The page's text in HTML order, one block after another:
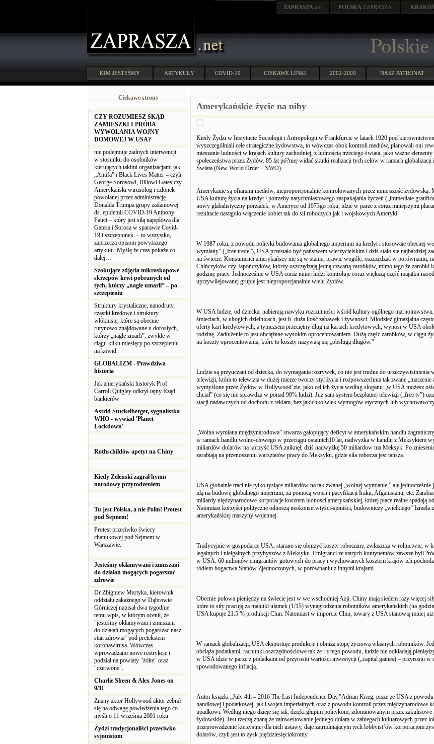
ZAPRASZA .net POLSKA ZAPRASZA
KIM JESTEŚMY ARTYKUŁY COVID-19 CIEKAWE LINKI 2002-2009 NASZ PATRONAT
Ciekawe strony
CZY ROZUMIESZ SKĄD
ZAMIESZKI I PRÓBA
WYWOŁANIA WOJNY
DOMOWEJ W USA?
nie podejmuje żadnych interwencji
w stosunku do osobników
kierujących takimi organizacjami jak
„Antifa” i Black Lives Matter – czyli
George Sorosowi, Billowi Gates czy
Amerykański wirusolog i członek
powołanej przez administrację
Donalda Trumpa grupy zadaniowej
ds. epidemii COVID-19 Anthony
Fauci – który jest siłą napędową dla
Gatesa i Sorosa w sparawie Covid-
19 i szczepionek. – to wszystko,
zaprzecza opisom powyższego
artykułu. Myślę że czas pokaże co
dalej…
Szokujące zdjęcia mikroskopowe
skrzepów krwi pobranych od
tych, którzy „nagle umarli” – po
szczepieniu
Struktury krystaliczne, nanodruty,
cząstki kredowe i struktury
włókniste, które są obecnie
rutynowo znajdowane u dorosłych,
którzy „nagle zmarli”, zwykle w
ciągu kilku miesięcy po szczepieniu
na kowid.
GLOBALIZM - Prawdziwa
historia
Jak amerykański historyk Prof.
Carroll Quigley odkrył tajny Rząd
bankierów
Astrid Stuckelberger, sygnalistka
WHO - wywiad 'Planet
Lockdown'
Rothschildów apetyt na Chiny
Kiedy Zełenski zagrał hymn
narodowy przyrodzeniem
Tu jest Polska, a nie Polin! Protest
pod Sejmem!
Protest przeciwko świecy
chanukowej pod Sejmem w
Warszawie.
Jesteśmy okłamywani i zmuszani
do działań mogących pogarszać
zdrowie
Dr Zbigniew Martyka, kierownik
oddziału zakaźnego w Dąbrowie
Górniczej napisał dwa tygodnie
temu wpis, w którym ocenił, że
"jesteśmy okłamywani i zmuszani
do działań mogących pogarszać nasz
stan zdrowia" pod pretekstem
koronawirusa. Wówczas
wprowadzano nowe restrykcje i
podział na powiaty "żółte" oraz
"czerwone".
Charlie Sheen & Alex Jones on
9/11
Znany aktor Hollywood aktor zebrał
się na odwagę powiedzenia tego co
myśli o 11 września 2001 roku
Żydzi tradycjonaliści przeciwko
syjonistom
Amerykańskie życie na niby
Kiedy Żydzi w Instytucie Sociologii i Antropologii w Frankfurcie w latach 1920 pod
wyszczególniali cele strategiczne żydowstwa, to wówczas obok kontroli mediów, planowali oni
mieszanie ludności w krajach kultury zachodniej, z ludnością trzeciego świata, jako ważne
społeczeństwa przez Żydów. 85 lat pó?niej widać skutki realizacji tych celów w ramach
Świata (New World Order - NWO).
Amerykanie są ofiarami mediów, nieproporcjonalnie kontrolowanych przez mniejszość żydowską.
USA kulturę życia na kredyt i potrzeby natychmiastowego zaspakajania życzeń („immediate
nowy glabalistyczny porządek, w Ameryce od 1973go roku, idzie w parze z coraz mniejszymi
rezultacie nastąpiło włączenie kobiet tak do sił roboczych jak i wojskowych Ameryki.
W 1987 roku, z powodu polityki budowania globalnego imperium na kredyt i stosowaie obecnej
wymiany” („free trede”), USA przestało być państwem wierzycielskim i dziś stało sie najbardziej
na świecie. Konsumenci amerykańscy nie są w stanie, prawie wogóle, oszczędzać w porównaniu,
Chińczyków czy Japończyków, którzy oszczędzają jedną czwartą zarobków, mimo tego że zarobki
godzinę pracy. Jednocześnie w USA coraz mniej ludzi kontroluje coraz większą część majątku
uprzywilejowanej grupie jest nieproporcjanalnie wielu Żydów.
W USA ludzie, od dziecka, nabierają nawyku rozrzutności wśród kultury ogólnego
śmieciach, w ubogich dzielnicach, jest b. duża ilość zabawek i żywności. Młodzież gimazjalna
oferty kart kredytowych, a tymczsem przeciętny dług na kartach kredytowych, wynosi w USA
rodzinę. Zadłużenie to jest obciążane wysokim oprocentowaniem. Dużą część zarobków, w ciągu
na koszty oprocentowania, które to koszty nazywają się „obsługą długów.”
Ludzie są przyuczani od dziecka, do wymagania rozrywek, co nie jest trudne do urzeczywistnienia
telewizji, która to telewizja w dużej mierze tworzy styl życia i rozpowszechnia tak zwane „marzenie
wymyślone przez Żydów w Hollywood’zie, jako cel ich życia według sloganu „w USA możesz
chciał” (co się nie sprawdza w ponad 90% ludzi). Już sam system bezpłatnej telewizji („free tv”)
stacji nadawczych od dochodu z reklam, bez jakichkolwiek wymogów etycznych lub
„Wolna wymiana międzynarodowa” stwarza galopujący deficyt w amerykańskim handlu
w ramach handlu wolno-cłowego w przeciągu ostatnich10 lat, nadwyżka w handlu z Meksykiem
miliardów dolarów na korzyść USA zniknęł, dziś nadwyżkę 50 miliardow ma Meksyk. Po
zarabiają na przenoszeniu warsztatów pracy do Meksyku, gdzie siła robocza jest tańsza.
USA globalnie traci nie tylko tysiące miliardów na tak zwanej „wolnej wymianie,” ale jednocześnie
idą na budowę globalnego imperium, za pomocą wojen i pacyfikacji Iraku, Afganistanu, etc.
miliardy niędzynarodowe korporacje kosztem ludności amerykańskiej, której płace realne spadają
Natomiast korzyści polityczne odnoszą neokonserwtyści-sjoniści, budowniczy „wielkiego” Izraela
amerykańskiej maszyny wojennej.
Tradycyjnie w gospodarce USA, starano się obniżyć koszty robocizny, zwłaszcza w rolnictwie, w
legalnych i nielgalnych przybyszów z Meksyku. Emigranci ze starych kontynentów zawsze byli
w USA. 60 milionów emigrantów gotowych do pracy i wychowanych kosztem krajów ich
ródłem bogactwa Stanów Zjednoczonych, w porównaniu z innymi krajami.
Obecnie połowa pieniędzy na świecie jest w we wschodniej Azji. Chiny mają siedem razy więcej
które to siły pracują za malutki ułamek (1/15) wynagrodzenia robotników amerykańskich (na
USA kupuje 21.5 % produkcji Chin. Natomiast w imporcie Chin, towary z USA stanowią mniej
W ramach globalizacji, USA eksportuje produkcje i obniża stopę życiową własnych robotników.
obciąża podatkami, rachunki oszczędnościowe tak że i z tego powodu, ludzie nie odkładają
w USA idzie w parze z podatkami od przyrostu wartości inwestycji („capital gaines) – przyrostu w
spowodowanego inflacją.
Autor książki „July 4th – 2016 The Last Independence Day,”Adrian Krieg, pisze że USA z
handlowej i podatkowej, jak i wojen imperialnych oraz z powodu kontroli przez międzynarodowe
upadkowi. Według niego dzieje się tak, dzięki głupim politykom, zdominowanym przez zakulisowe
żydowskie). Jest rzeczą znaną że zainwestowanie jednego dolara w zabiegach kuluarowych przez
przeprowadzenie korzystnej dla nich ustawy, daje zatrudniającym tych lobbyist’ów korporacjom
dolarów, czyli jest to zysk pięćdziesięciokrotny.